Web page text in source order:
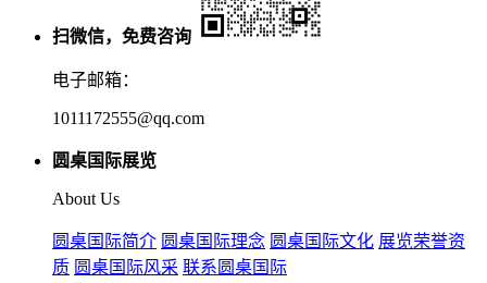
扫微信，免费咨询
电子邮箱：
1011172555@qq.com
圆桌国际展览
About Us
圆桌国际简介 圆桌国际理念 圆桌国际文化 展览荣誉资
质 圆桌国际风采 联系圆桌国际